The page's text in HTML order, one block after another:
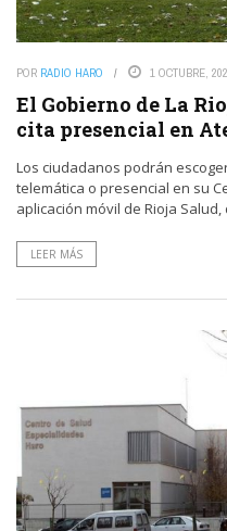
POR RADIO HARO 1 OCTUBRE,
El Gobierno de La
cita presencial en
Los ciudadanos podrán
telemática o presencial en su
aplicación móvil de Rioja Salud,
LEER MÁS